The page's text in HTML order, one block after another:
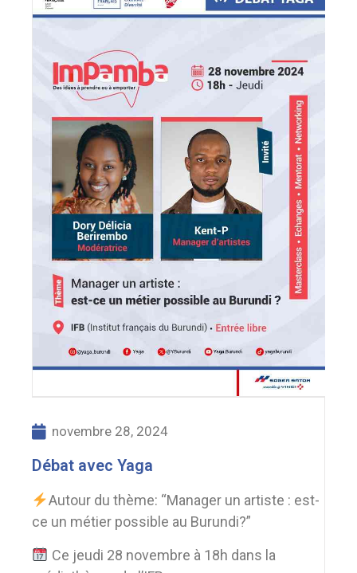
novembre 28, 2024
Débat avec Yaga
Autour du thème: “Manager un artiste : est-
ce un métier possible au Burundi?”
Ce jeudi 28 novembre à 18h dans la